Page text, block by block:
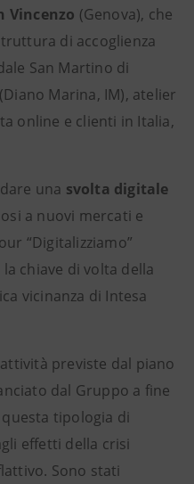
Vincenzo (Genova), che
di accoglienza
San Martino di
Marina, IM), atelier
online e clienti in Italia,
una svolta digitale
a nuovi mercati e
“Digitalizziamo”
chiave di volta della
vicinanza di Intesa
previste dal piano
dal Gruppo a fine
tipologia di
effetti della crisi
Sono stati